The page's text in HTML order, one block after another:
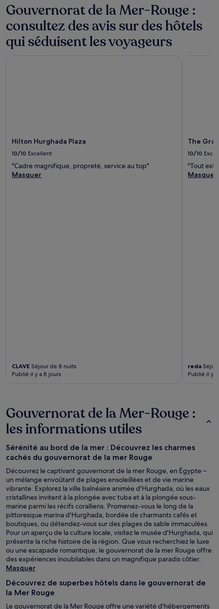
Gouvernorat de la Mer-Rouge :
consultez des avis sur des hôtels
qui séduisent les voyageurs
Hilton Hurghada Plaza
10/10 Excellent
"Cadre magnifique, propreté, service au top"
Masquer
CLAVE Séjour de 8 nuits
Publié il y a 8 jours
The
10/10
"Tout est
Masquer
reda
Publié il y
Gouvernorat de la Mer-Rouge :
les informations utiles
Sérénité au bord de la mer : Découvrez les charmes
cachés du gouvernorat de la mer Rouge
Découvrez le captivant gouvernorat de la mer Rouge, en Égypte –
un mélange envoûtant de plages ensoleillées et de vie marine
vibrante. Explorez la ville balnéaire animée d'Hurghada, où les eaux
cristallines invitent à la plongée avec tuba et à la plongée sous-
marine parmi les récifs coralliens. Promenez-vous le long de la
pittoresque marina d'Hurghada, bordée de charmants cafés et
boutiques, ou détendez-vous sur des plages de sable immaculées.
Pour un aperçu de la culture locale, visitez le musée d'Hurghada, qui
présente la riche histoire de la région. Que vous recherchiez le luxe
ou une escapade romantique, le gouvernorat de la mer Rouge offre
des expériences inoubliables dans un magnifique paradis côtier.
Masquer
Découvrez de superbes hôtels dans le gouvernorat de
la Mer Rouge
Le gouvernorat de la Mer Rouge offre une variété d'hébergements